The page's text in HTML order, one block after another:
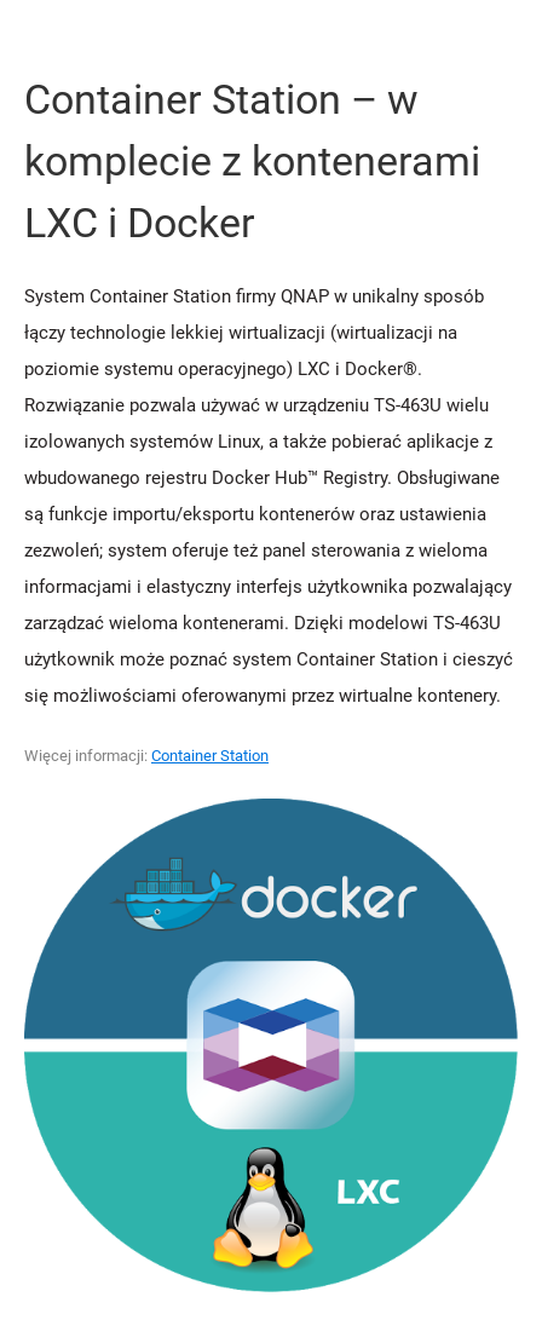
Container Station – w
komplecie z kontenerami
LXC i Docker
System Container Station firmy QNAP w unikalny sposób
łączy technologie lekkiej wirtualizacji (wirtualizacji na
poziomie systemu operacyjnego) LXC i Docker®.
Rozwiązanie pozwala używać w urządzeniu TS-463U wielu
izolowanych systemów Linux, a także pobierać aplikacje z
wbudowanego rejestru Docker Hub™ Registry. Obsługiwane
są funkcje importu/eksportu kontenerów oraz ustawienia
zezwoleń; system oferuje też panel sterowania z wieloma
informacjami i elastyczny interfejs użytkownika pozwalający
zarządzać wieloma kontenerami. Dzięki modelowi TS-463U
użytkownik może poznać system Container Station i cieszyć
się możliwościami oferowanymi przez wirtualne kontenery.
Więcej informacji: Container Station